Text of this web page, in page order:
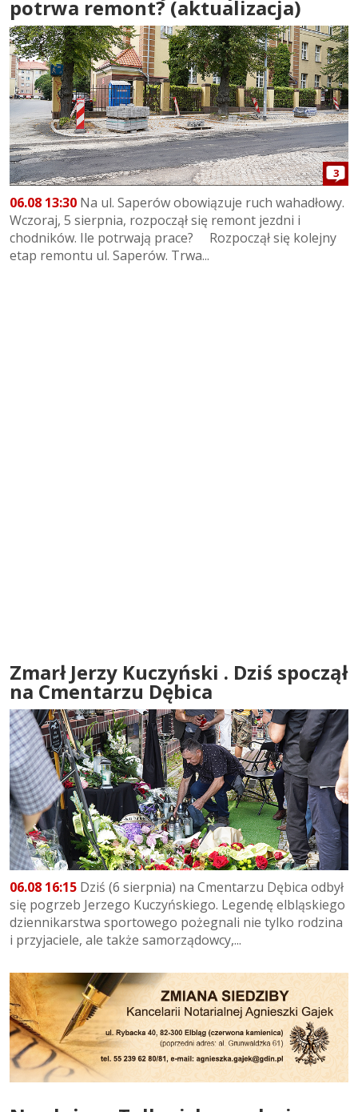
potrwa remont? (aktualizacja)
3
06.08 13:30 Na ul. Saperów obowiązuje ruch wahadłowy.
Wczoraj, 5 sierpnia, rozpoczął się remont jezdni i
chodników. Ile potrwają prace? Rozpoczął się kolejny
etap remontu ul. Saperów. Trwa...
Zmarł Jerzy Kuczyński . Dziś spoczął
na Cmentarzu Dębica
06.08 16:15 Dziś (6 sierpnia) na Cmentarzu Dębica odbył
się pogrzeb Jerzego Kuczyńskiego. Legendę elbląskiego
dziennikarstwa sportowego pożegnali nie tylko rodzina
i przyjaciele, ale także samorządowcy,...